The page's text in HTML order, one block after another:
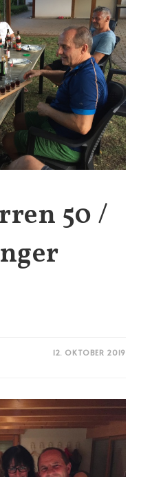
50 /
12. OKTOBER 2019